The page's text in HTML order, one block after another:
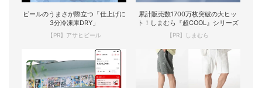
ビールのうまさが際立つ「仕上げに
3分冷凍庫DRY」
【PR】アサヒビール
累計販売数1700万枚突破の大ヒッ
ト！しまむら『超COOL』シリーズ
【PR】しまむら